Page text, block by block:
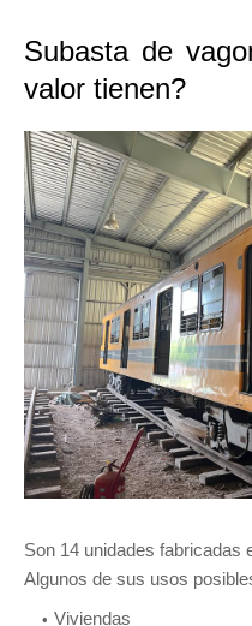
Subasta de
valor tienen?
Son 14 unidades fabricadas
Algunos de sus usos
Viviendas